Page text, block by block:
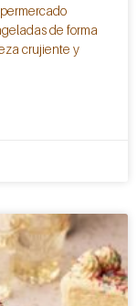
de forma
crujiente y